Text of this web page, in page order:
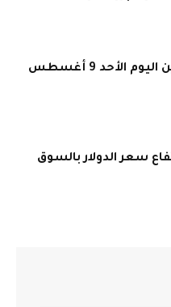
استقرار أسعار الذهب في البحرين اليوم الأحد 9 أغسطس
سعر الدولار بالسوق